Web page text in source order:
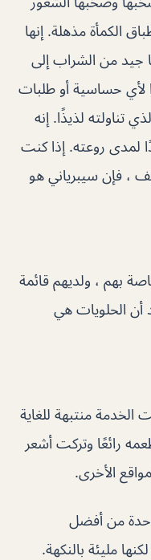
الكمأة مذهلة. إنها
جيد من الشراب إلى
لأي حساسية أو طلبات
تناولته لذيذًا. إنه
لمدى روعته. إذا كنت
، فإن سيبرياني هو
بهم ، ولديهم قائمة
أن الحلويات هي
الخدمة منتبهة للغاية
رائعًا وتركت أشعر
الأخرى.
من أفضل
مليئة بالنكهة.